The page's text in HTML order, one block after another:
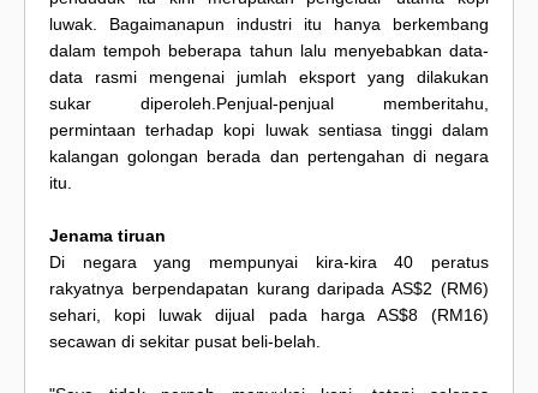
luwak. Bagaimanapun industri itu hanya berkembang
dalam tempoh beberapa tahun lalu menyebabkan data-
data rasmi mengenai jumlah eksport yang dilakukan
sukar diperoleh.Penjual-penjual memberitahu,
permintaan terhadap kopi luwak sentiasa tinggi dalam
kalangan golongan berada dan pertengahan di negara
itu.
Jenama tiruan
Di negara yang mempunyai kira-kira 40 peratus
rakyatnya berpendapatan kurang daripada AS$2 (RM6)
sehari, kopi luwak dijual pada harga AS$8 (RM16)
secawan di sekitar pusat beli-belah.